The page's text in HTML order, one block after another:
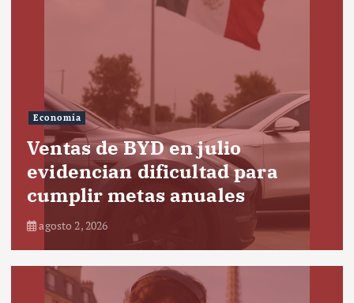
Economía
Ventas de BYD en julio
evidencian dificultad para
cumplir metas anuales
agosto 2, 2026